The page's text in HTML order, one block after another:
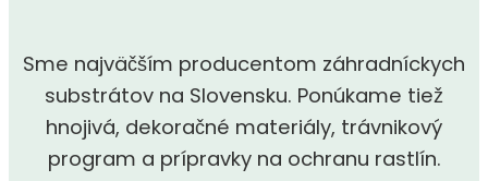
Sme najväčším producentom záhradníckych
substrátov na Slovensku. Ponúkame tiež
hnojivá, dekoračné materiály, trávnikový
program a prípravky na ochranu rastlín.